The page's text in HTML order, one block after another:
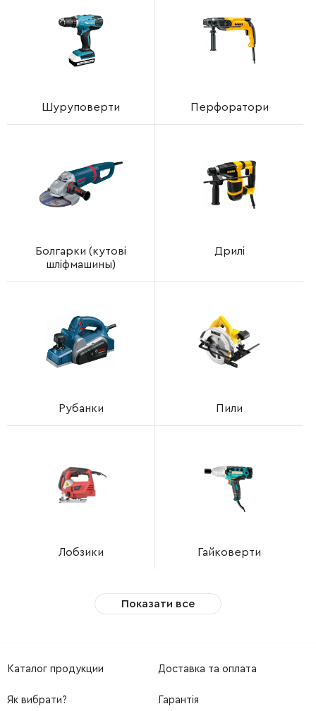
Шуруповерти Перфоратори
Болгарки (кутові
шліфмашины)
Дрилі
Рубанки Пили
Лобзики Гайковерти
Показати все
Каталог продукции Доставка та оплата
Як вибрати? Гарантія